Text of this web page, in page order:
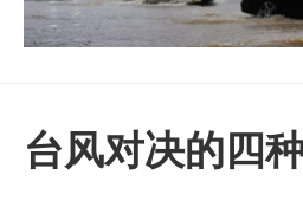
台风对决的四